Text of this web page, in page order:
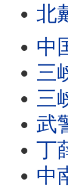
北戴河三
中国人在
三峡吹
三峡集团
武警作
丁薛祥有
中南海厨